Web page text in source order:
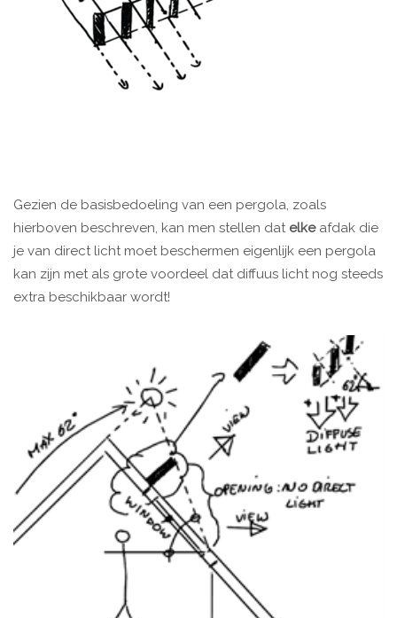
Gezien de basisbedoeling van een pergola, zoals
hierboven beschreven, kan men stellen dat elke afdak die
je van direct licht moet beschermen eigenlijk een pergola
kan zijn met als grote voordeel dat diffuus licht nog steeds
extra beschikbaar wordt!